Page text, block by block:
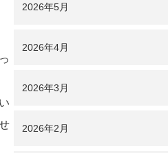
2026年5月
2026年4月
2026年3月
2026年2月